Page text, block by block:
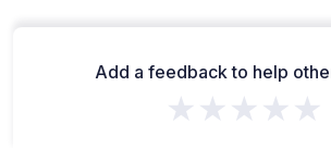
Add a feedback to help
★★★★★